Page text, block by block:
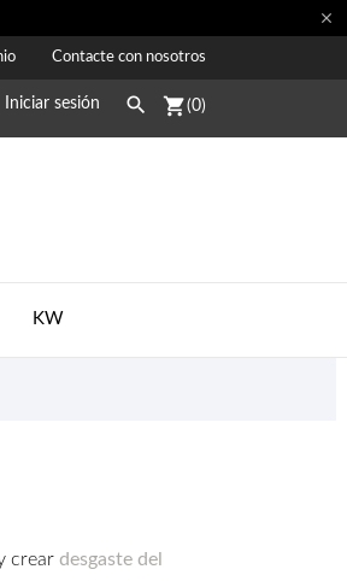

Contacte con nosotros
Iniciar sesión  shopping_cart(0)
KW
crear desgaste del